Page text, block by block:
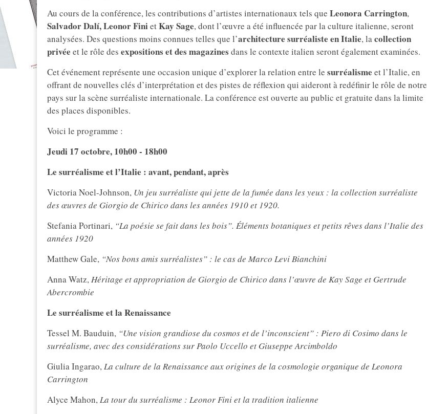
Au cours de la conférence, les contributions d’artistes internationaux tels que Leonora Carrington,
Salvador Dalí,Leonor FinietKay Sage, dont l’œuvre a été influencée par la culture italienne, seront
analysées. Des questions moins connues telles que l’architecture surréaliste en Italie, lacollection
privée et le rôle des expositions et des magazines dans le contexte italien seront également examinées.
Cet événement représente une occasion unique d’explorer la relation entre le surréalisme et l’Italie, en
offrant de nouvelles clés d’interprétation et des pistes de réflexion qui aideront à redéfinir le rôle de notre
pays sur la scène surréaliste internationale. La conférence est ouverte au public et gratuite dans la limite
des places disponibles.
Voici le programme :
Jeudi 17 octobre, 10h00 - 18h00
Le surréalisme et l’Italie : avant, pendant, après
Victoria Noel-Johnson, Un jeu surréaliste qui jette de la fumée dans les yeux : la collection surréaliste
des œuvres de Giorgio de Chirico dans les années 1910 et 1920.
Stefania Portinari, “La poésie se fait dans les bois”. Éléments botaniques et petits rêves dans l’Italie des
années 1920
Matthew Gale, “Nos bons amis surréalistes” : le cas de Marco Levi Bianchini
Anna Watz,Héritage et appropriation de Giorgio de Chirico dans l’œuvre de Kay Sage et Gertrude
Abercrombie
Le surréalisme et la Renaissance
Tessel M. Bauduin, “Une vision grandiose du cosmos et de l’inconscient” : Piero di Cosimo dans le
surréalisme, avec des considérations sur Paolo Uccello et Giuseppe Arcimboldo
Giulia Ingarao,La culture de la Renaissance aux origines de la cosmologie organique de Leonora
Carrington
Alyce Mahon,La tour du surréalisme : Leonor Fini et la tradition italienne